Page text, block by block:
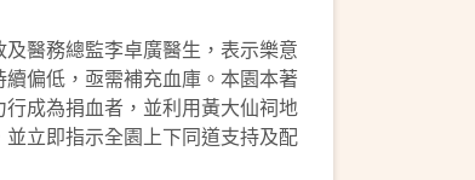
醫務總監李卓廣醫生，表示樂意
偏低，亟需補充血庫。本園本著
成為捐血者，並利用黃大仙祠地
立即指示全園上下同道支持及配